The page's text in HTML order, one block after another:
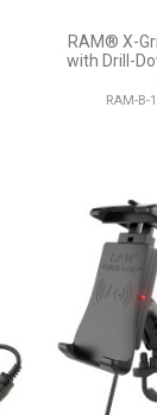
RAM® X-
with Drill-
RAM-B-